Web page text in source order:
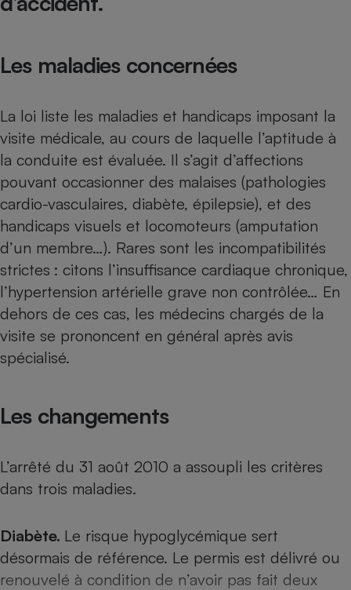
Les maladies concernées
La loi liste les maladies et handicaps imposant la
visite médicale, au cours de laquelle l’aptitude à
la conduite est évaluée. Il s’agit d’affections
pouvant occasionner des malaises (pathologies
cardio-vasculaires, diabète, épilepsie), et des
handicaps visuels et locomoteurs (amputation
d’un membre…). Rares sont les incompatibilités
strictes : citons l’insuffisance cardiaque chronique,
l’hypertension artérielle grave non contrôlée… En
dehors de ces cas, les médecins chargés de la
visite se prononcent en général après avis
spécialisé.
Les changements
L’arrêté du 31 août 2010 a assoupli les critères
dans trois maladies.
Diabète. Le risque hypoglycémique sert
désormais de référence. Le permis est délivré ou
renouvelé à condition de n’avoir pas fait deux
bouteille
Assurance emprunteur
Banque
Lave-linge
Climatiseur -
Ventilateur
Téléviseur
Antivirus
Matelas
Radiateur électrique
Climatiseur -
Antimoustique